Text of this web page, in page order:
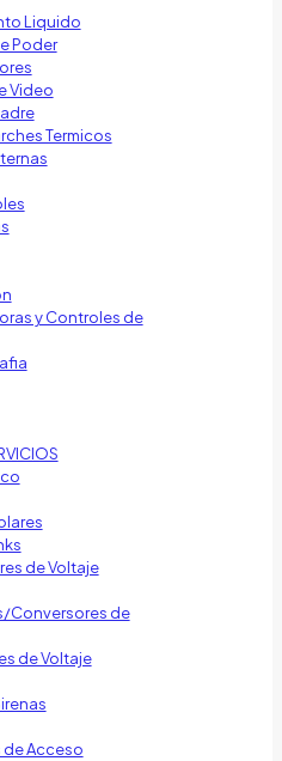
Liquido
Poder
Video
Termicos
y Controles de
de Voltaje
Conversores de
de Voltaje
Acceso